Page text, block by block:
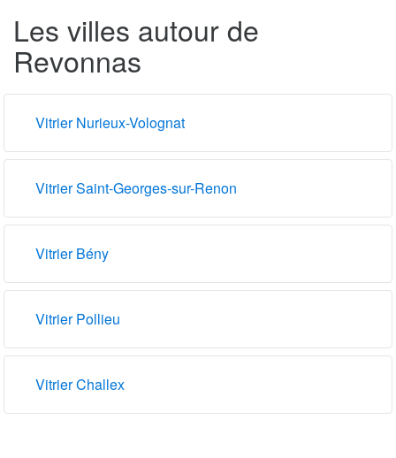
Les villes autour de
Revonnas
Vitrier Nurieux-Volognat
Vitrier Saint-Georges-sur-Renon
Vitrier Bény
Vitrier Pollieu
Vitrier Challex